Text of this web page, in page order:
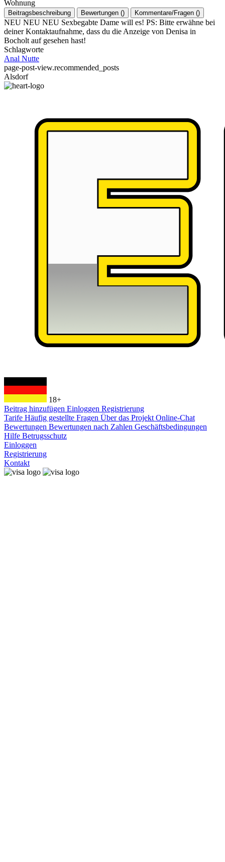
Wohnung
Beitragsbeschreibung Bewertungen () Kommentare/Fragen ()
NEU NEU NEU Sexbegabte Dame will es! PS: Bitte erwähne bei
deiner Kontaktaufnahme, dass du die Anzeige von Denisa in
Bocholt auf gesehen hast!
Schlagworte
Anal Nutte
page-post-view.recommended_posts
Alsdorf
18+
Beitrag hinzufügen Einloggen Registrierung
Tarife Häufig gestellte Fragen Über das Projekt Online-Chat
Bewertungen Bewertungen nach Zahlen Geschäftsbedingungen
Hilfe Betrugsschutz
Einloggen
Registrierung
Kontakt